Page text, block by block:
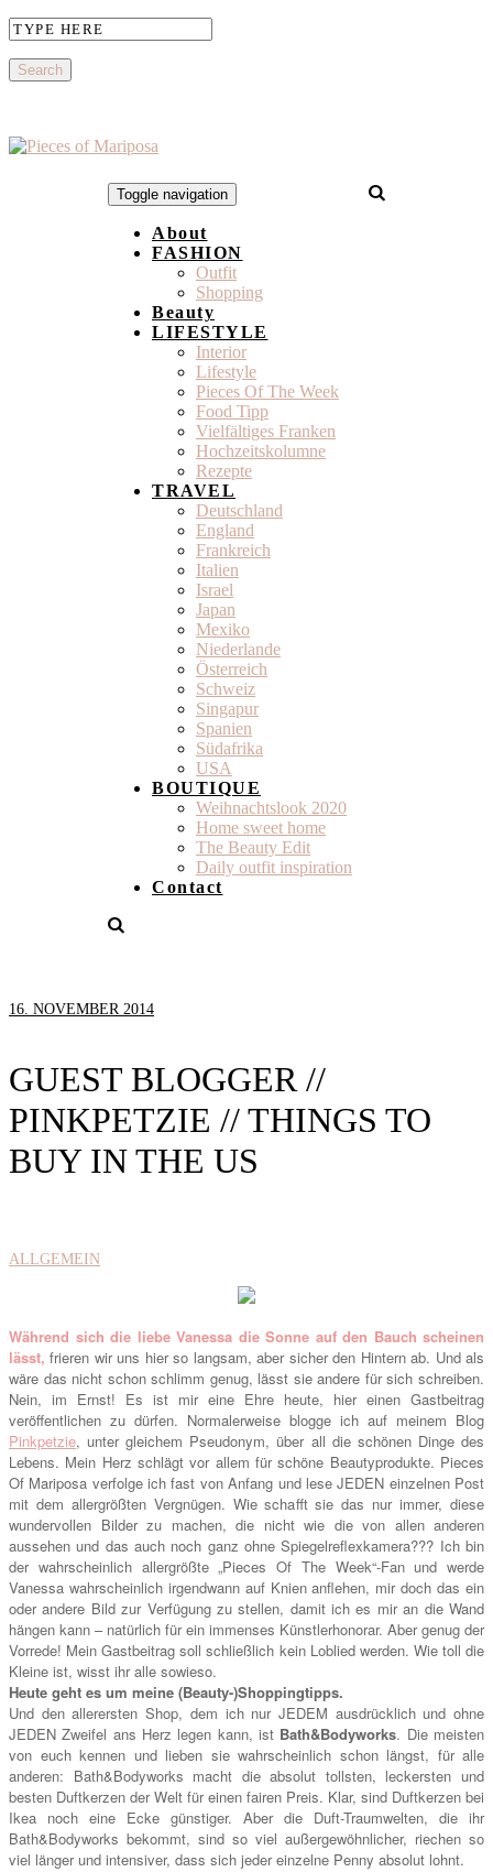
Toggle navigation
About
FASHION
Outfit
Shopping
Beauty
LIFESTYLE
Interior
Lifestyle
Pieces Of The Week
Food Tipp
Vielfältiges Franken
Hochzeitskolumne
Rezepte
TRAVEL
Deutschland
England
Frankreich
Italien
Israel
Japan
Mexiko
Niederlande
Österreich
Schweiz
Singapur
Spanien
Südafrika
USA
BOUTIQUE
Weihnachtslook 2020
Home sweet home
The Beauty Edit
Daily outfit inspiration
Contact
16. NOVEMBER 2014
GUEST BLOGGER //
PINKPETZIE // THINGS TO
BUY IN THE US
ALLGEMEIN
Während sich die liebe Vanessa die Sonne auf den Bauch scheinen
lässt,frieren wir uns hier so langsam, aber sicher den Hintern ab. Und als
wäre das nicht schon schlimm genug, lässt sie andere für sich schreiben.
Nein, im Ernst! Es ist mir eine Ehre heute, hier einen Gastbeitrag
veröffentlichen zu dürfen. Normalerweise blogge ich auf meinem Blog
Pinkpetzie, unter gleichem Pseudonym, über all die schönen Dinge des
Lebens. Mein Herz schlägt vor allem für schöne Beautyprodukte. Pieces
Of Mariposa verfolge ich fast von Anfang und lese JEDEN einzelnen Post
mit dem allergrößten Vergnügen. Wie schafft sie das nur immer, diese
wundervollen Bilder zu machen, die nicht wie die von allen anderen
aussehen und das auch noch ganz ohne Spiegelreflexkamera??? Ich bin
der wahrscheinlich allergrößte „Pieces Of The Week“-Fan und werde
Vanessa wahrscheinlich irgendwann auf Knien anflehen, mir doch das ein
oder andere Bild zur Verfügung zu stellen, damit ich es mir an die Wand
hängen kann – natürlich für ein immenses Künstlerhonorar. Aber genug der
Vorrede! Mein Gastbeitrag soll schließlich kein Loblied werden. Wie toll die
Kleine ist, wisst ihr alle sowieso.
Heute geht es um meine (Beauty-)Shoppingtipps.
Und den allerersten Shop, dem ich nur JEDEM ausdrücklich und ohne
JEDEN Zweifel ans Herz legen kann, ist Bath&Bodyworks. Die meisten
von euch kennen und lieben sie wahrscheinlich schon längst, für alle
anderen: Bath&Bodyworks macht die absolut tollsten, leckersten und
besten Duftkerzen der Welt für einen fairen Preis. Klar, sind Duftkerzen bei
Ikea noch eine Ecke günstiger. Aber die Duft-Traumwelten, die ihr
Bath&Bodyworks bekommt, sind so viel außergewöhnlicher, riechen so
viel länger und intensiver, dass sich jeder einzelne Penny absolut lohnt.